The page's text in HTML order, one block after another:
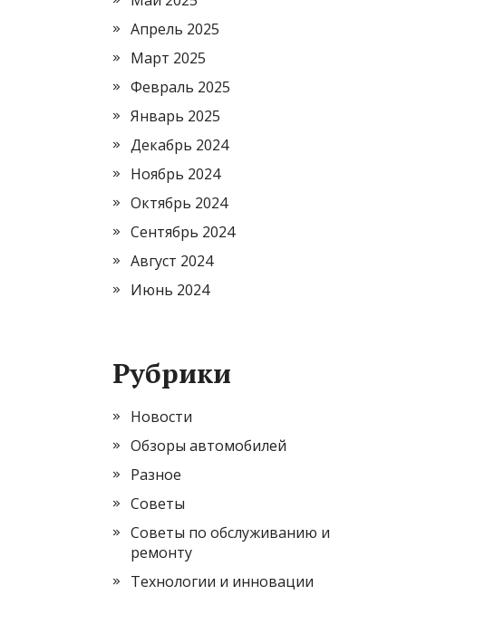
Апрель 2025
Март 2025
Февраль 2025
Январь 2025
Декабрь 2024
Ноябрь 2024
Октябрь 2024
Сентябрь 2024
Август 2024
Июнь 2024
Рубрики
Новости
Обзоры автомобилей
Разное
Советы
Советы по обслуживанию и
ремонту
Технологии и инновации